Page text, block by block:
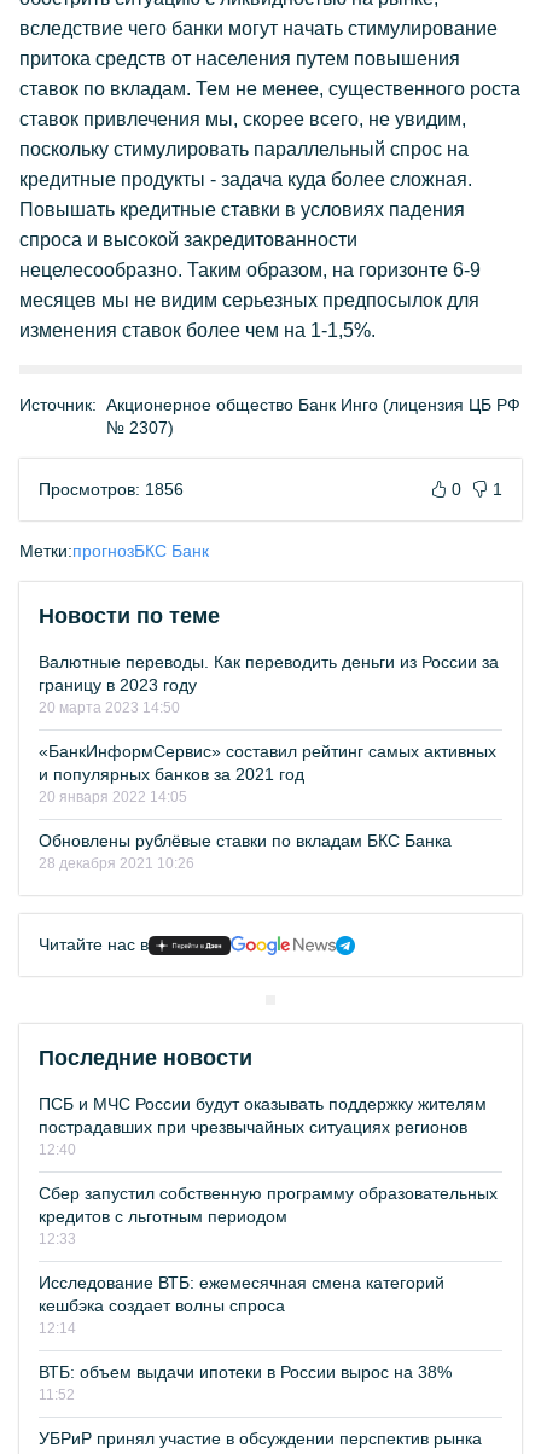
вследствие чего банки могут начать стимулирование
притока средств от населения путем повышения
ставок по вкладам. Тем не менее, существенного роста
ставок привлечения мы, скорее всего, не увидим,
поскольку стимулировать параллельный спрос на
кредитные продукты - задача куда более сложная.
Повышать кредитные ставки в условиях падения
спроса и высокой закредитованности
нецелесообразно. Таким образом, на горизонте 6-9
месяцев мы не видим серьезных предпосылок для
изменения ставок более чем на 1-1,5%.
Источник: Акционерное общество Банк Инго (лицензия ЦБ РФ
№ 2307)
Просмотров: 1856 0 1
Метки:прогнозБКС Банк
Новости по теме
Валютные переводы. Как переводить деньги из России за
границу в 2023 году
20 марта 2023 14:50
«БанкИнформСервис» составил рейтинг самых активных
и популярных банков за 2021 год
20 января 2022 14:05
Обновлены рублёвые ставки по вкладам БКС Банка
28 декабря 2021 10:26
Читайте нас в
Последние новости
ПСБ и МЧС России будут оказывать поддержку жителям
пострадавших при чрезвычайных ситуациях регионов
12:40
Сбер запустил собственную программу образовательных
кредитов с льготным периодом
12:33
Исследование ВТБ: ежемесячная смена категорий
кешбэка создает волны спроса
12:14
ВТБ: объем выдачи ипотеки в России вырос на 38%
11:52
УБРиР принял участие в обсуждении перспектив рынка